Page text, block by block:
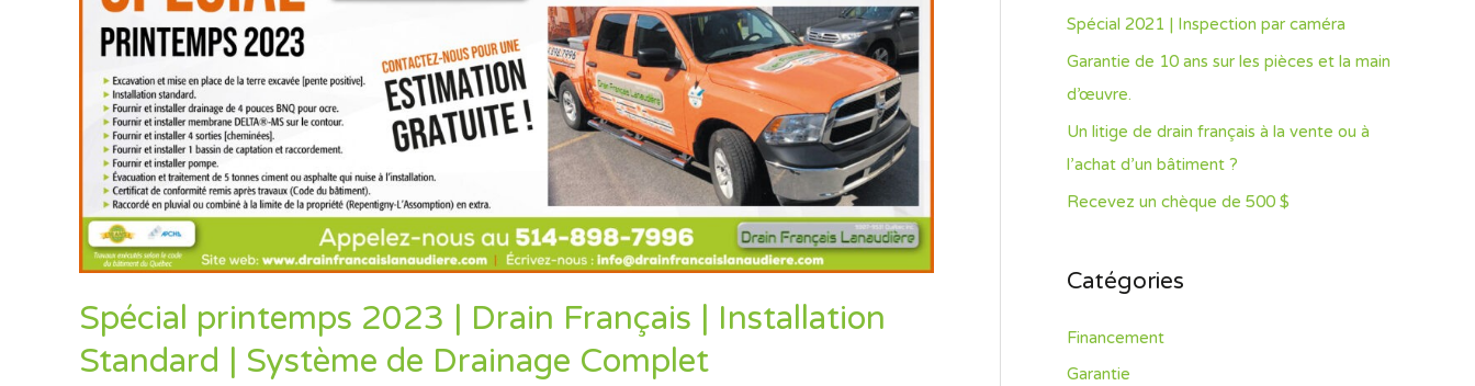
Spécial printemps 2023 | Drain Français | Installation
Standard | Système de Drainage Complet
Drain
Français
Installation
Standard
Système
de
Drainage
Complet
Spécial 2021 | Inspection par caméra
Garantie de 10 ans sur les pièces et la main
d’œuvre.
Un litige de drain français à la vente ou à
l’achat d’un bâtiment ?
Recevez un chèque de 500 $
Catégories
Financement
Garantie